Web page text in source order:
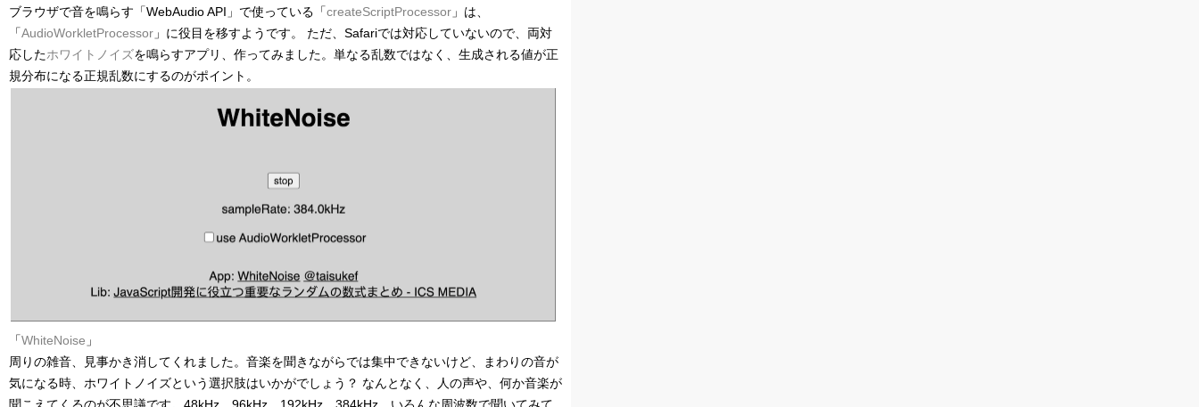
ブラウザで音を鳴らす「WebAudio API」で使っている「createScriptProcessor 」は、
「AudioWorkletProcessor 」に役目を移すようです。 ただ、Safariでは対応していないので、両対
応したホワイトノイズを鳴らすアプリ、作ってみました。単なる乱数ではなく、生成される値が正
規分布になる正規乱数にするのがポイント。
「WhiteNoise 」
周りの雑音、見事かき消してくれました。音楽を聞きながらでは集中できないけど、まわりの音が
気になる時、ホワイトノイズという選択肢はいかがでしょう？ なんとなく、人の声や、何か音楽が